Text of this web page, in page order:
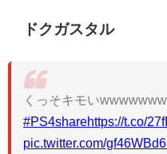
ドクガスタル
くっそキモい
#PS4sharehttps://t.co/
pic.twitter.com/